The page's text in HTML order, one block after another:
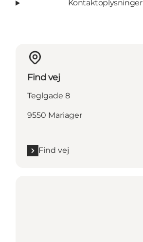
Kontaktoplysninger
Find vej
Teglgade 8
9550 Mariager
Find vej